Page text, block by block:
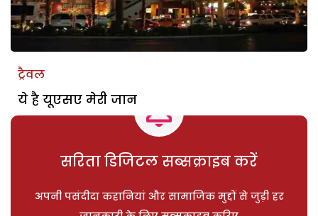
ट्रैवल
ये है यूएसए मेरी जान
सरिता डिजिटल सब्सक्राइब करें
अपनी पसंदीदा कहानियां और सामाजिक मुद्दों से जुड़ी हर